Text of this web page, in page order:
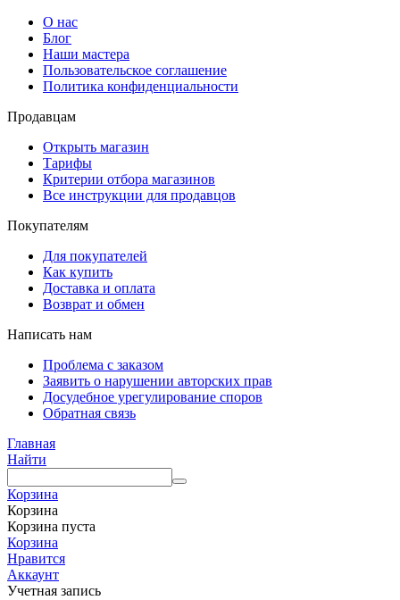
О нас
Блог
Наши мастера
Пользовательское соглашение
Политика конфиденциальности
Продавцам
Открыть магазин
Тарифы
Критерии отбора магазинов
Все инструкции для продавцов
Покупателям
Для покупателей
Как купить
Доставка и оплата
Возврат и обмен
Написать нам
Проблема с заказом
Заявить о нарушении авторских прав
Досудебное урегулирование споров
Обратная связь
Главная
Найти
Корзина
Корзина
Корзина пуста
Корзина
Нравится
Аккаунт
Учетная запись